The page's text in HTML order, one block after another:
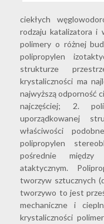
ciekłych
rodzaju katalizatora i
polimery o różnej
polipropylen
strukturze
krystaliczności ma
najwyższą odporność
najczęściej; 2.
uporządkowanej
właściwości
polipropylen
pośrednie między
ataktycznym.
tworzyw sztucznych
tworzywo to jest
mechaniczne i
krystaliczności